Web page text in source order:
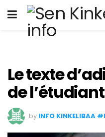
Le texte
de l’étudiant
by INFO KINKELIBAA